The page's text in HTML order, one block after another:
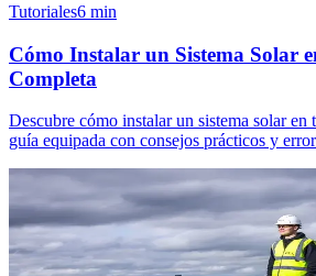
Tutoriales6 min
Cómo Instalar un Sistema Solar
Completa
Descubre cómo instalar un sistema solar en
guía equipada con consejos prácticos y